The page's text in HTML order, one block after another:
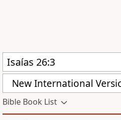
New International
Bible Book List